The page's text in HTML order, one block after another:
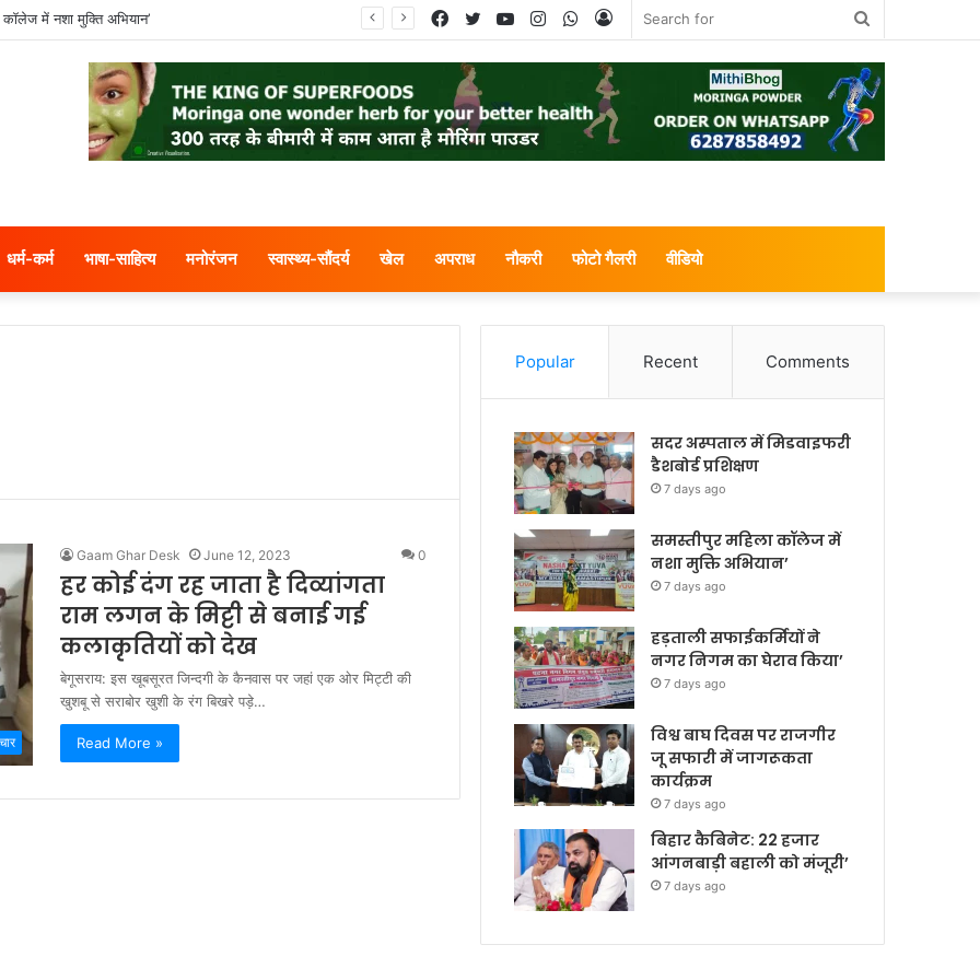
कॉलेज में नशा मुक्ति अभियान’
Log
WhatsApp
Instagram
YouTube
Twitter
Facebook
धर्म-कर्म भाषा-साहित्य मनोरंजन स्वास्थ्य-सौंदर्य खेल अपराध नौकरी फोटो गैलरी वीडियो
Gaam Ghar Desk June 12, 2023 0
हर कोई दंग रह जाता है दिव्यांगता
राम लगन के मिट्टी से बनाई गई
कलाकृतियों को देख
बेगूसराय: इस खूबसूरत जिन्दगी के कैनवास पर जहां एक ओर मिट्टी की
खुशबू से सराबोर खुशी के रंग बिखरे पड़े…
Read More »
Popular Recent Comments
सदर अस्पताल में मिडवाइफरी
डैशबोर्ड प्रशिक्षण
7 days ago
समस्तीपुर महिला कॉलेज में
नशा मुक्ति अभियान’
7 days ago
हड़ताली सफाईकर्मियों ने
नगर निगम का घेराव किया’
7 days ago
विश्व बाघ दिवस पर राजगीर
जू सफारी में जागरूकता
कार्यक्रम
7 days ago
बिहार कैबिनेट: 22 हजार
आंगनबाड़ी बहाली को मंजूरी’
7 days ago